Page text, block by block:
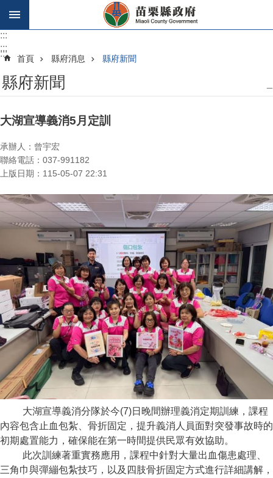
跳到主要內容區塊
:::
:::
::: 首頁 縣府消息 縣府新聞
縣府新聞
大湖宣導義消5月定訓
承辦人：曾宇宏
聯絡電話：037-991182
上版日期：115-05-07 22:31
大湖宣導義消分隊於今(7)日晚間辦理義消定期訓練，課程
內容包含止血包紮、骨折固定，提升義消人員面對突發事故時的
初期處置能力，確保能在第一時間提供民眾有效協助。
此次訓練著重實務應用，課程中針對大量出血傷患處理、
三角巾與彈繃包紮技巧，以及四肢骨折固定方式進行詳細講解，